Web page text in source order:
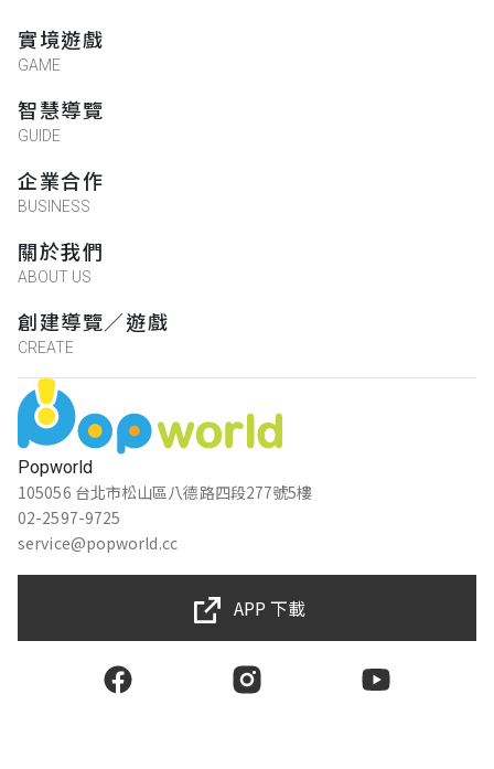
Popworld
105056 台北市松山區八德路四段277號5樓
02-2597-9725
service@popworld.cc
實境遊戲
GAME
智慧導覽
GUIDE
企業合作
BUSINESS
關於我們
ABOUT US
創建導覽／遊戲
CREATE
APP 下載